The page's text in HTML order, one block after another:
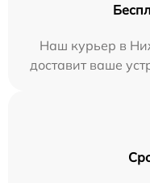
Наш курьер в
доставит ваше